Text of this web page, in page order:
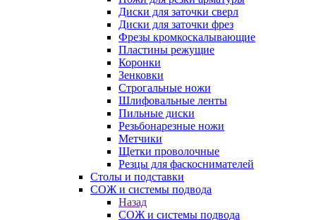
Диски для заточки сверл
Диски для заточки фрез
Фрезы кромкоскалывающие
Пластины режущие
Коронки
Зенковки
Строгальные ножи
Шлифовальные ленты
Пильные диски
Резьбонарезные ножи
Метчики
Щетки проволочные
Резцы для фаскоснимателей
Столы и подставки
СОЖ и системы подвода
Назад
СОЖ и системы подвода